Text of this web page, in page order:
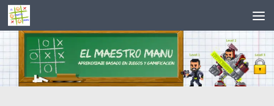
Saltar al contenido